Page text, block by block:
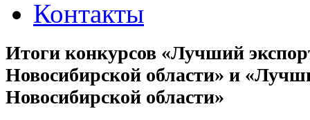
Контакты
Итоги конкурсов «Лучший
Новосибирской области» и
Новосибирской области»